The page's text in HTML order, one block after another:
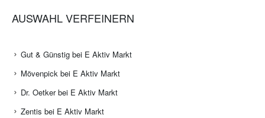
AUSWAHL VERFEINERN
Gut & Günstig bei E Aktiv Markt
Mövenpick bei E Aktiv Markt
Dr. Oetker bei E Aktiv Markt
Zentis bei E Aktiv Markt